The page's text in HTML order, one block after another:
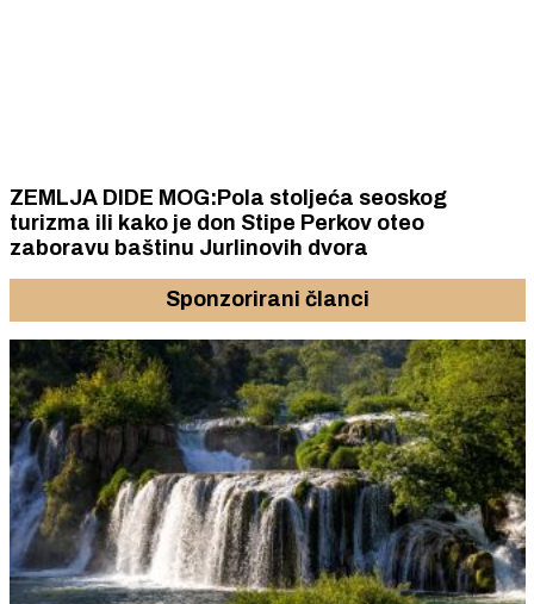
ZEMLJA DIDE MOG:Pola stoljeća seoskog
turizma ili kako je don Stipe Perkov oteo
zaboravu baštinu Jurlinovih dvora
Sponzorirani članci